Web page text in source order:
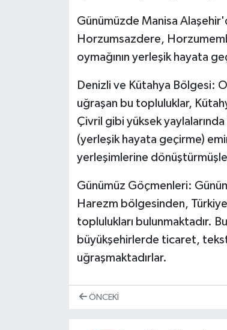
Günümüzde Manisa
Horzumsazdere,
oymağının yerleşik hayata
Denizli ve Kütahya Bölgesi:
uğraşan bu topluluklar,
Çivril gibi yüksek
(yerleşik hayata geçirme)
yerleşimlerine
Günümüz Göçmenleri:
Harezm bölgesinden,
toplulukları bulunmaktadır.
büyükşehirlerde ticaret,
uğraşmaktadırlar.
ÖNCEKI